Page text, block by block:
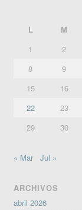
L
M
1
2
8
9
15
16
22
23
29
30
« Mar Jul »
ARCHIVOS
abril 2026